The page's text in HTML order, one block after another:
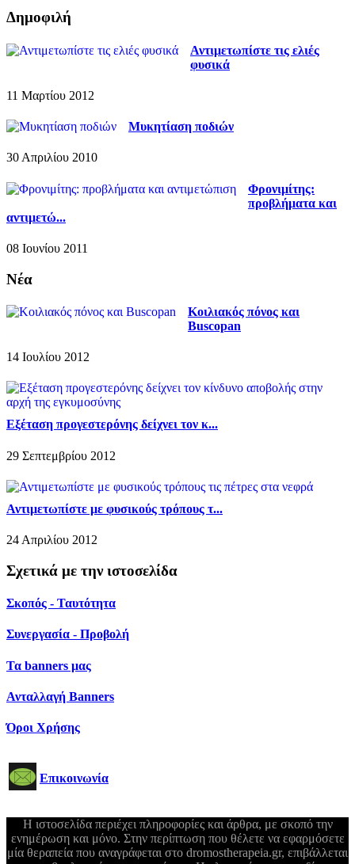
Δημοφιλή
Αντιμετωπίστε τις ελιές
φυσικά
11 Μαρτίου 2012
Μυκητίαση ποδιών
30 Απριλίου 2010
Φρονιμίτης:
προβλήματα και
αντιμετώ...
08 Ιουνίου 2011
Νέα
Κοιλιακός πόνος και
Buscopan
14 Ιουλίου 2012
Εξέταση προγεστερόνης δείχνει τον κ...
29 Σεπτεμβρίου 2012
Αντιμετωπίστε με φυσικούς τρόπους τ...
24 Απριλίου 2012
Σχετικά με την ιστοσελίδα
Σκοπός - Ταυτότητα
Συνεργασία - Προβολή
Τα banners μας
Ανταλλαγή Banners
Όροι Χρήσης
Επικοινωνία
Η ιστοσελίδα περιέχει πληροφορίες και άρθρα, με σκοπό την
ενημέρωση και μόνο. Στην περίπτωση που θέλετε να εφαρμόσετε
μία θεραπεία που αναγράφεται στο dromostherapeia.gr, επιβάλλεται